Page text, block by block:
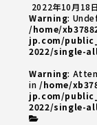
2022年10月18日
Warning:
/home/
jp.com/
2022/single-
Warning:
in/home/
jp.com/
2022/single-